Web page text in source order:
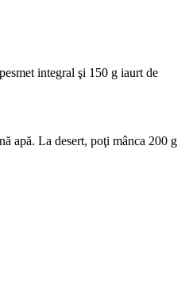
integral şi 150 g iaurt de
apă. La desert, poţi mânca 200 g